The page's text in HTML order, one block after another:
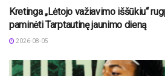
Kretinga „Lėtojo važiavimo iššūkiu“
paminėti Tarptautinę jaunimo dieną
2026-08-05